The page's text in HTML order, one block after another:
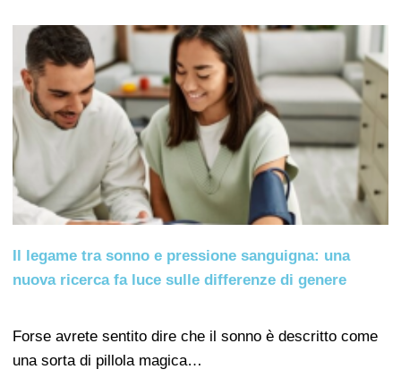
Il legame tra sonno e pressione sanguigna: una
nuova ricerca fa luce sulle differenze di genere
Forse avrete sentito dire che il sonno è descritto come
una sorta di pillola magica…